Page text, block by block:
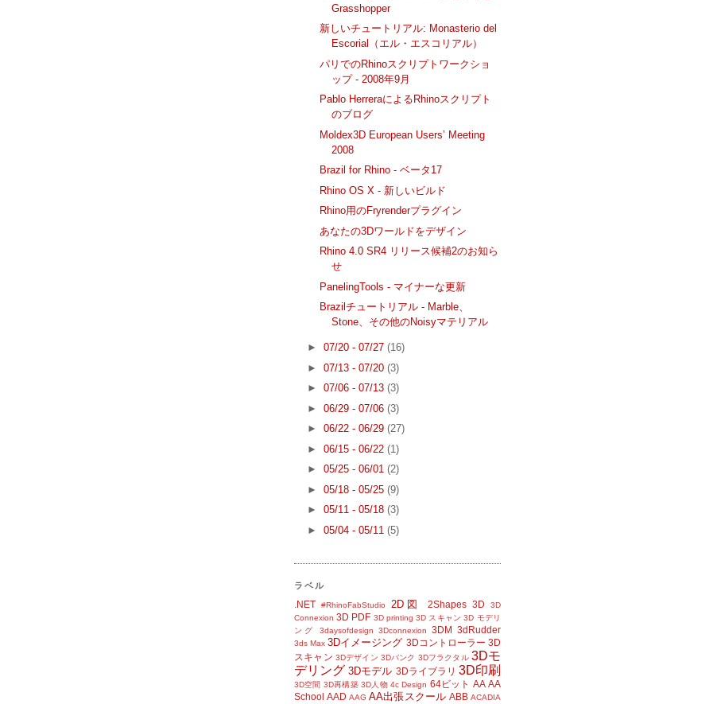
Grasshopper
新しいチュートリアル: Monasterio del
Escorial（エル・エスコリアル）
パリでのRhinoスクリプトワークショ
ップ - 2008年9月
Pablo HerreraによるRhinoスクリプト
のブログ
Moldex3D European Users’ Meeting
2008
Brazil for Rhino - ベータ17
Rhino OS X - 新しいビルド
Rhino用のFryrenderプラグイン
あなたの3Dワールドをデザイン
Rhino 4.0 SR4 リリース候補2のお知ら
せ
PanelingTools - マイナーな更新
Brazilチュートリアル - Marble、
Stone、その他のNoisyマテリアル
► 07/20 - 07/27 (16)
► 07/13 - 07/20 (3)
► 07/06 - 07/13 (3)
► 06/29 - 07/06 (3)
► 06/22 - 06/29 (27)
► 06/15 - 06/22 (1)
► 05/25 - 06/01 (2)
► 05/18 - 05/25 (9)
► 05/11 - 05/18 (3)
► 05/04 - 05/11 (5)
ラベル
.NET #RhinoFabStudio 2D図 2Shapes 3D
3D
Connexion 3D PDF 3D printing 3D スキャン 3D モデリ
ング
3daysofdesign 3Dconnexion 3DM 3dRudder
3ds Max 3Dイメージング 3Dコントローラー 3D
スキャン 3Dデザイン 3Dバンク 3Dフラクタル 3Dモ
デリング 3Dモデル 3Dライブラリ 3D印刷
3D空間 3D再構築 3D人物 4c Design 64ビット AA AA
School AAD AAG AA出張スクール ABB ACADIA